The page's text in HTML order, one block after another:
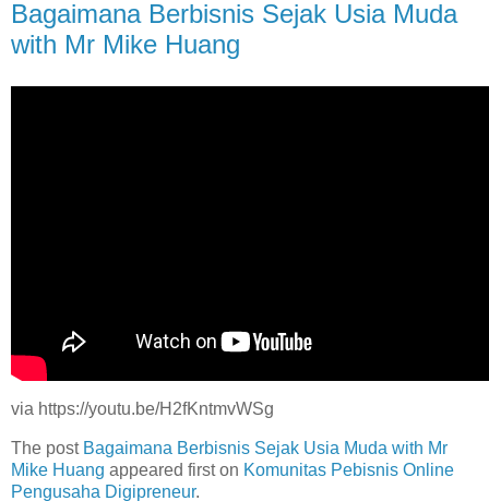
Bagaimana Berbisnis Sejak Usia Muda
with Mr Mike Huang
via https://youtu.be/H2fKntmvWSg
The post Bagaimana Berbisnis Sejak Usia Muda with Mr
Mike Huang appeared first on Komunitas Pebisnis Online
Pengusaha Digipreneur.